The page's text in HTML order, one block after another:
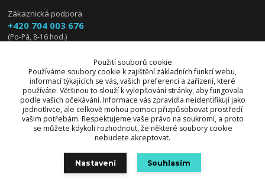
Zákaznická podpora
+420 704 003 676
(Po-Pá, 8-16 hod.)
info@freakwear.czPoužití souborů cookie
Používáme soubory cookie k zajištění základních funkcí webu,
informací týkajících se vás, vašich preferencí a zařízení, které
používáte. Většinou to slouží k vylepšování stránky, aby fungovala
podle vašich očekávání. Informace vás zpravidla neidentifikují jako
jednotlivce, ale celkově mohou pomoci přizpůsobovat prostředí
vašim potřebám. Respektujeme vaše právo na soukromí, a proto
se můžete kdykoli rozhodnout, že některé soubory cookie
nebudete akceptovat.
Nastavení Souhlasím